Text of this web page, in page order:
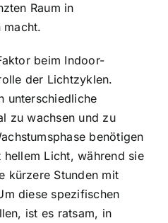
Raum in
macht.
beim Indoor-
der Lichtzyklen.
unterschiedliche
zu wachsen und zu
benötigen
hellem Licht, während sie
kürzere Stunden mit
diese spezifischen
ist es ratsam, in